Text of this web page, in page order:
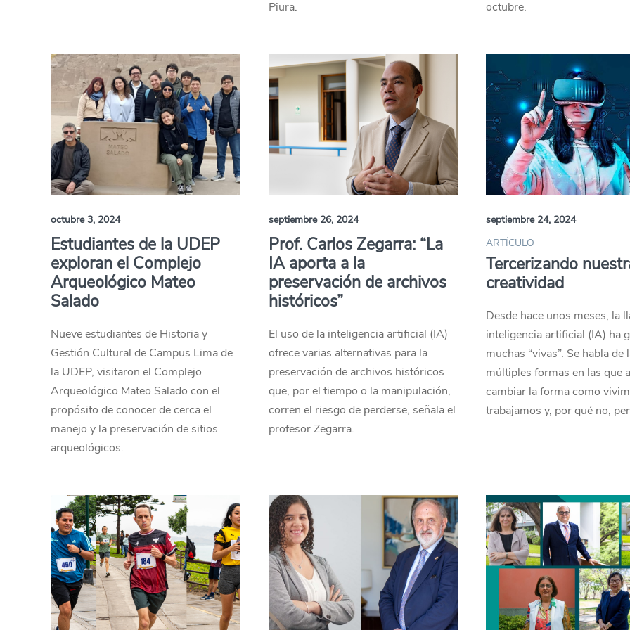
Piura. octubre.
octubre 3, 2024
Estudiantes de la UDEP
exploran el Complejo
Arqueológico Mateo
Salado
Nueve estudiantes de Historia y
Gestión Cultural de Campus Lima de
la UDEP, visitaron el Complejo
Arqueológico Mateo Salado con el
propósito de conocer de cerca el
manejo y la preservación de sitios
arqueológicos.
septiembre 26, 2024
Prof. Carlos Zegarra: “La
IA aporta a la
preservación de archivos
históricos”
El uso de la inteligencia artificial (IA)
ofrece varias alternativas para la
preservación de archivos históricos
que, por el tiempo o la manipulación,
corren el riesgo de perderse, señala el
profesor Zegarra.
septiembre 24, 2024
ARTÍCULO
Tercerizando
creatividad
Desde hace unos meses, la
inteligencia artificial (IA) ha
muchas “vivas”. Se habla de
múltiples formas en las que
cambiar la forma como
trabajamos y, por qué no,